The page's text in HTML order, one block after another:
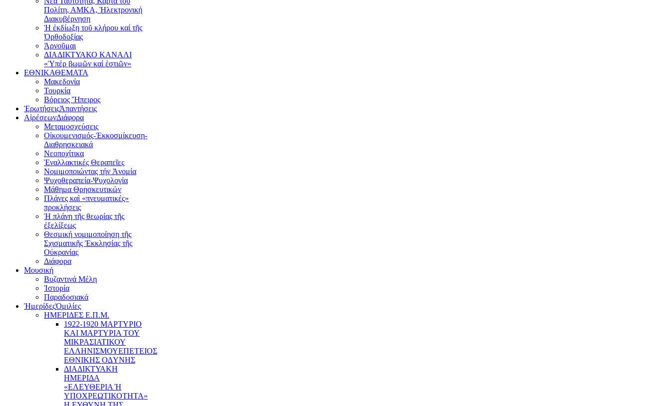
Πολίτη, ΑΜΚΑ, Ἠλεκτρονική
Διακυβέρνηση
Ἡ ἐκδίωξη τοῦ κλήρου καί τῆς
Ὀρθοδοξίας
Ἀρνοῦμαι
ΔΙΑΔΙΚΤΥΑΚΟ ΚΑΝΑΛΙ
«Ὑπέρ βωμῶν καί ἑστιῶν»
ΕΘΝΙΚΑΘΕΜΑΤΑ
Μακεδονία
Τουρκία
Βόρειος Ἤπειρος
ἘρωτήσειςἈπαντήσεις
ΑἱρέσεωνΔιάφορα
Μεταμοσχεύσεις
Οἰκουμενισμός-Ἐκκοσμίκευση-
Διαθρησκειακά
Νεοποχίτικα
Ἐναλλακτικές Θεραπεῖες
Νομιμοποιώντας τήν Ἀνομία
Ψυχοθεραπεία-Ψυχολογία
Μάθημα Θρησκευτικών
Πλάνες καὶ «πνευματικές»
προκλήσεις
Ἡ πλάνη τῆς θεωρίας τῆς
ἐξελίξεως
Θεσμική νομιμοποίηση τῆς
Σχισματικῆς Ἐκκλησίας τῆς
Οὐκρανίας
Διάφορα
Μουσική
Βυζαντινά Μέλη
Ἰστορία
Παραδοσιακά
ἩμερίδεςὉμιλίες
ΗΜΕΡΙΔΕΣ Ε.Π.Μ.
1922-1920 ΜΑΡΤΥΡΙΟ
ΚΑI ΜΑΡΤΥΡIΑ ΤΟΥ
ΜΙΚΡΑΣΙΑΤΙΚΟΥ
EΛΛΗΝΙΣΜΟΥEΠEΤΕΙΟΣ
EΘΝΙΚHΣ O∆YΝΗΣ
ΔΙΑΔΙΚΤΥΑΚΗ
ΗΜΕΡΙΔΑ
«EΛΕΥΘΕΡΙΑ Ή
YΠΟΧΡΕΩΤΙΚΟΤΗΤΑ»